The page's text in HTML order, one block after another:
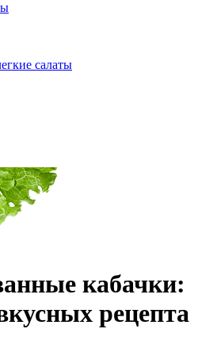
салаты
кабачки:
рецепта